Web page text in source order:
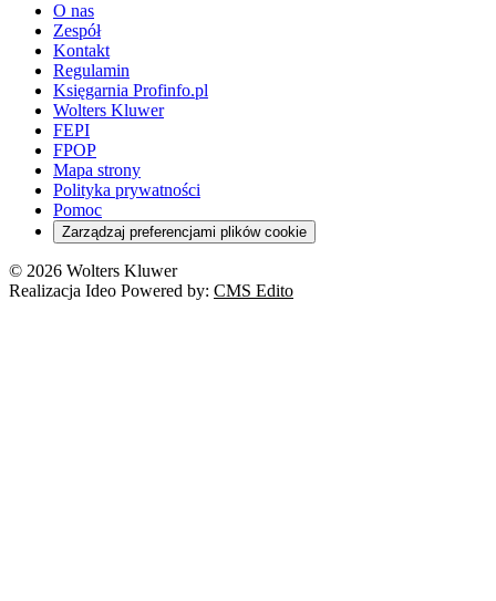
O nas
Zespół
Kontakt
Regulamin
Księgarnia Profinfo.pl
Wolters Kluwer
FEPI
FPOP
Mapa strony
Polityka prywatności
Pomoc
Zarządzaj preferencjami plików cookie
© 2026 Wolters Kluwer
Realizacja Ideo Powered by: CMS Edito